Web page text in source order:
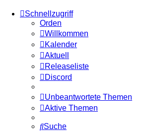
Schnellzugriff
Orden
Willkommen
Kalender
Aktuell
Releaseliste
Discord
Unbeantwortete Themen
Aktive Themen
Suche